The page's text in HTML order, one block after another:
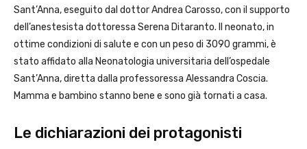
Sant’Anna, eseguito dal dottor Andrea Carosso, con il supporto
dell’anestesista dottoressa Serena Ditaranto. Il neonato, in
ottime condizioni di salute e con un peso di 3090 grammi, è
stato affidato alla Neonatologia universitaria dell’ospedale
Sant’Anna, diretta dalla professoressa Alessandra Coscia.
Mamma e bambino stanno bene e sono già tornati a casa.
Le dichiarazioni dei protagonisti